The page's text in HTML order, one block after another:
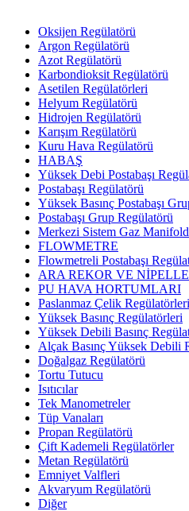
Oksijen Regülatörü
Argon Regülatörü
Azot Regülatörü
Karbondioksit Regülatörü
Asetilen Regülatörleri
Helyum Regülatörü
Hidrojen Regülatörü
Karışım Regülatörü
Kuru Hava Regülatörü
HABAŞ
Yüksek Debi Postabaşı
Postabaşı Regülatörü
Yüksek Basınç Postabaşı
Postabaşı Grup Regülatörü
Merkezi Sistem Gaz
FLOWMETRE
Flowmetreli Postabaşı
ARA REKOR VE
PU HAVA HORTUMLARI
Paslanmaz Çelik Regülatörleri
Yüksek Basınç Regülatörleri
Yüksek Debili Basınç
Alçak Basınç Yüksek Debili
Doğalgaz Regülatörü
Tortu Tutucu
Isıtıcılar
Tek Manometreler
Tüp Vanaları
Propan Regülatörü
Çift Kademeli Regülatörler
Metan Regülatörü
Emniyet Valfleri
Akvaryum Regülatörü
Diğer